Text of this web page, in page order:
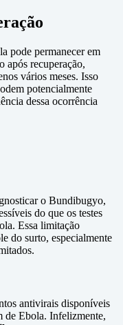
pode permanecer em
após recuperação,
vários meses. Isso
potencialmente
dessa ocorrência
o Bundibugyo,
do que os testes
Essa limitação
do surto, especialmente
antivirais disponíveis
de Ebola. Infelizmente,